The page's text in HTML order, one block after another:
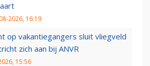
2026, 16:19
op vakantiegangers sluit vliegveld
zich aan bij ANVR
15:56